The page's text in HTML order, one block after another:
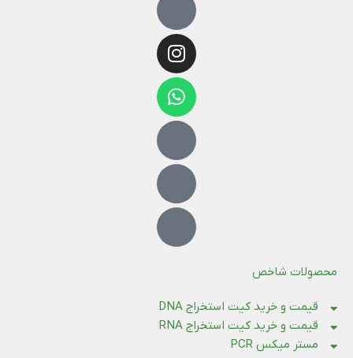
محصولات شاخص
قیمت و خرید کیت استخراج DNA
قیمت و خرید کیت استخراج RNA
مستر میکس PCR